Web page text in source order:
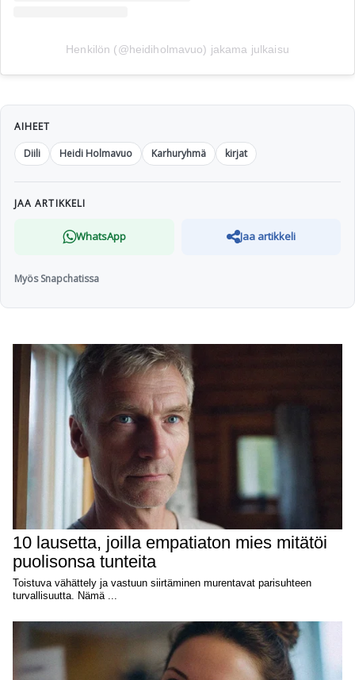
Henkilön (@heidiholmavuo) jakama julkaisu
AIHEET
Diili
Heidi Holmavuo Karhuryhmä kirjat
JAA ARTIKKELI
WhatsApp Jaa artikkeli
Myös Snapchatissa